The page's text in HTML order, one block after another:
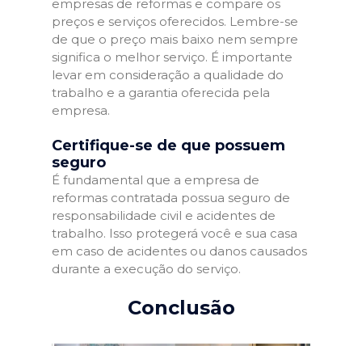
empresas de reformas e compare os
preços e serviços oferecidos. Lembre-se
de que o preço mais baixo nem sempre
significa o melhor serviço. É importante
levar em consideração a qualidade do
trabalho e a garantia oferecida pela
empresa.
Certifique-se de que possuem
seguro
É fundamental que a empresa de
reformas contratada possua seguro de
responsabilidade civil e acidentes de
trabalho. Isso protegerá você e sua casa
em caso de acidentes ou danos causados
durante a execução do serviço.
Conclusão